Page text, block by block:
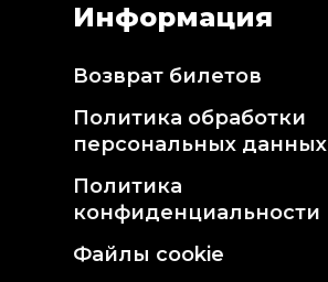
Информация
Возврат билетов
Политика обработки
персональных данных
Политика
конфиденциальности
Файлы cookie